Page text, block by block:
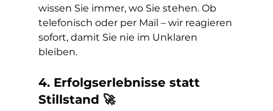
wissen Sie immer, wo Sie stehen. Ob
telefonisch oder per Mail – wir reagieren
sofort, damit Sie nie im Unklaren
bleiben.
4. Erfolgserlebnisse statt
Stillstand 🚀